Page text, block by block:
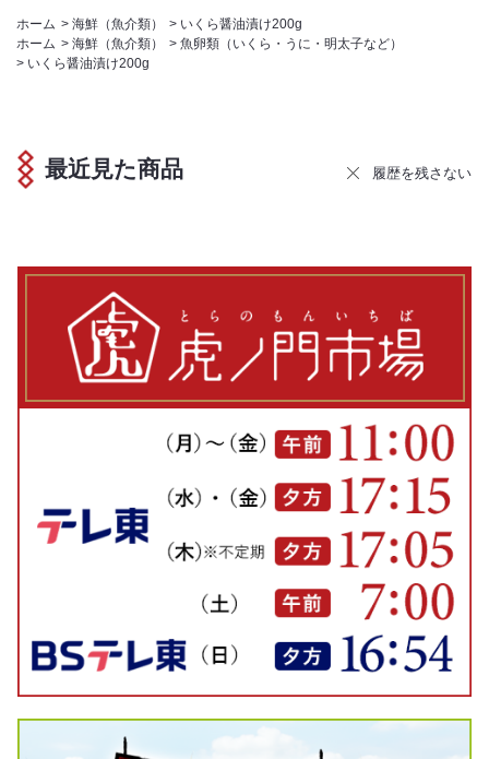
ホーム > 海鮮（魚介類） > いくら醤油漬け200g
ホーム > 海鮮（魚介類） > 魚卵類（いくら・うに・明太子など）
> いくら醤油漬け200g
最近見た商品 履歴を残さない